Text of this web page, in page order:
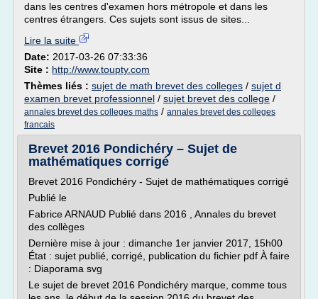
dans les centres d'examen hors métropole et dans les
centres étrangers. Ces sujets sont issus de sites...
Lire la suite
Date: 2017-03-26 07:33:36
Site : http://www.toupty.com
Thèmes liés : sujet de math brevet des colleges / sujet d
examen brevet professionnel / sujet brevet des college /
annales brevet des colleges maths / annales brevet des colleges
francais
Brevet 2016 Pondichéry – Sujet de
mathématiques corrigé
Brevet 2016 Pondichéry - Sujet de mathématiques corrigé
Publié le
Fabrice ARNAUD Publié dans 2016 , Annales du brevet
des collèges
Dernière mise à jour : dimanche 1er janvier 2017, 15h00
État : sujet publié, corrigé, publication du fichier pdf À faire
: Diaporama svg
Le sujet de brevet 2016 Pondichéry marque, comme tous